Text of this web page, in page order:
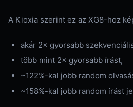
A Kioxia szerint ez az XG8-hoz
akár 2× gyorsabb
több mint 2× gyorsabb írást,
~122%-kal jobb random
~158%-kal jobb random írást